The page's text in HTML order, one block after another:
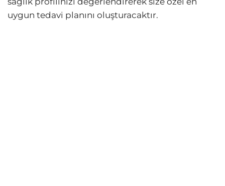
uygun tedavi planını oluşturacaktır.